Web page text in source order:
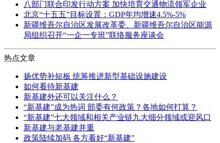
八部门联合印发行动方案 加快培育交通物流领军企业
北京“十五五”目标设置：GDP年均增速4.5%-5%
新疆维吾尔自治区发展改革委、新疆维吾尔自治区能源
局组织召开“一企一专班”联络服务座谈会
热点文章
扬优势补短板 统筹推进新型基础设施建设
如何看待新基建
新基建外还可以关注什么？
“新基建”成为热词 部委有何政策？各地如何打算？
“新基建”七大领域和相关产业链九大细分领域或迎风口
新基建与老基建并重
政策陆续加码 各方看好“新基建”